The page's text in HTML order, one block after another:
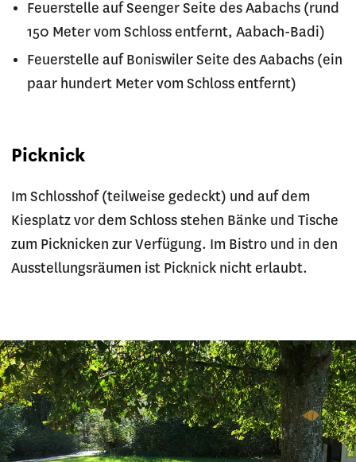
Feuerstelle auf Seenger Seite des Aabachs (rund
150 Meter vom Schloss entfernt, Aabach-Badi)
Feuerstelle auf Boniswiler Seite des Aabachs (ein
paar hundert Meter vom Schloss entfernt)
Picknick
Im Schlosshof (teilweise gedeckt) und auf dem
Kiesplatz vor dem Schloss stehen Bänke und Tische
zum Picknicken zur Verfügung. Im Bistro und in den
Ausstellungsräumen ist Picknick nicht erlaubt.